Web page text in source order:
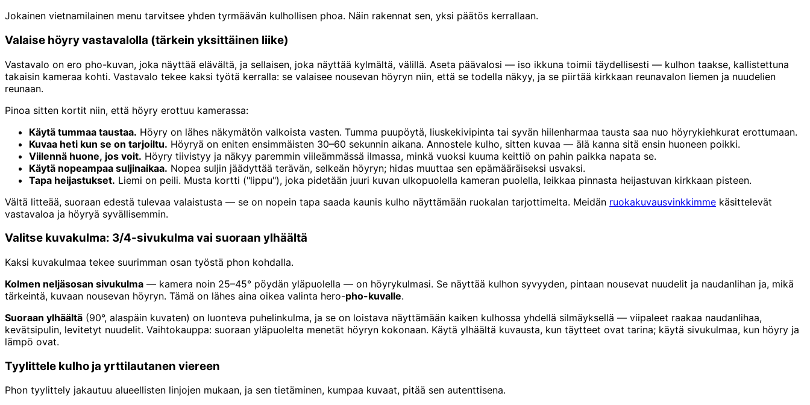
Jokainen vietnamilainen menu tarvitsee yhden tyrmäävän kulhollisen phoa. Näin rakennat sen, yksi päätös kerrallaan.
Valaise höyry vastavalolla (tärkein yksittäinen liike)
Vastavalo on ero pho-kuvan, joka näyttää elävältä, ja sellaisen, joka näyttää kylmältä, välillä. Aseta päävalosi — iso ikkuna toimii täydellisesti — kulhon taakse, kallistettuna
takaisin kameraa kohti. Vastavalo tekee kaksi työtä kerralla: se valaisee nousevan höyryn niin, että se todella näkyy, ja se piirtää kirkkaan reunavalon liemen ja nuudelien
reunaan.
Pinoa sitten kortit niin, että höyry erottuu kamerassa:
Käytä tummaa taustaa. Höyry on lähes näkymätön valkoista vasten. Tumma puupöytä, liuskekivipinta tai syvän hiilenharmaa tausta saa nuo höyrykiehkurat erottumaan.
Kuvaa heti kun se on tarjoiltu. Höyryä on eniten ensimmäisten 30–60 sekunnin aikana. Annostele kulho, sitten kuvaa — älä kanna sitä ensin huoneen poikki.
Viilennä huone, jos voit. Höyry tiivistyy ja näkyy paremmin viileämmässä ilmassa, minkä vuoksi kuuma keittiö on pahin paikka napata se.
Käytä nopeampaa suljinaikaa. Nopea suljin jäädyttää terävän, selkeän höyryn; hidas muuttaa sen epämääräiseksi usvaksi.
Tapa heijastukset. Liemi on peili. Musta kortti ("lippu"), joka pidetään juuri kuvan ulkopuolella kameran puolella, leikkaa pinnasta heijastuvan kirkkaan pisteen.
Vältä litteää, suoraan edestä tulevaa valaistusta — se on nopein tapa saada kaunis kulho näyttämään ruokalan tarjottimelta. Meidän ruokakuvausvinkkimme käsittelevät
vastavaloa ja höyryä syvällisemmin.
Valitse kuvakulma: 3/4-sivukulma vai suoraan ylhäältä
Kaksi kuvakulmaa tekee suurimman osan työstä phon kohdalla.
Kolmen neljäsosan sivukulma — kamera noin 25–45° pöydän yläpuolella — on höyrykulmasi. Se näyttää kulhon syvyyden, pintaan nousevat nuudelit ja naudanlihan ja, mikä
tärkeintä, kuvaan nousevan höyryn. Tämä on lähes aina oikea valinta hero-pho-kuvalle.
Suoraan ylhäältä (90°, alaspäin kuvaten) on luonteva puhelinkulma, ja se on loistava näyttämään kaiken kulhossa yhdellä silmäyksellä — viipaleet raakaa naudanlihaa,
kevätsipulin, levitetyt nuudelit. Vaihtokauppa: suoraan yläpuolelta menetät höyryn kokonaan. Käytä ylhäältä kuvausta, kun täytteet ovat tarina; käytä sivukulmaa, kun höyry ja
lämpö ovat.
Tyylittele kulho ja yrttilautanen viereen
Phon tyylittely jakautuu alueellisten linjojen mukaan, ja sen tietäminen, kumpaa kuvaat, pitää sen autenttisena.